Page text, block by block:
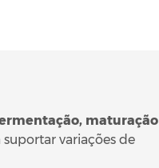
maturação
variações de